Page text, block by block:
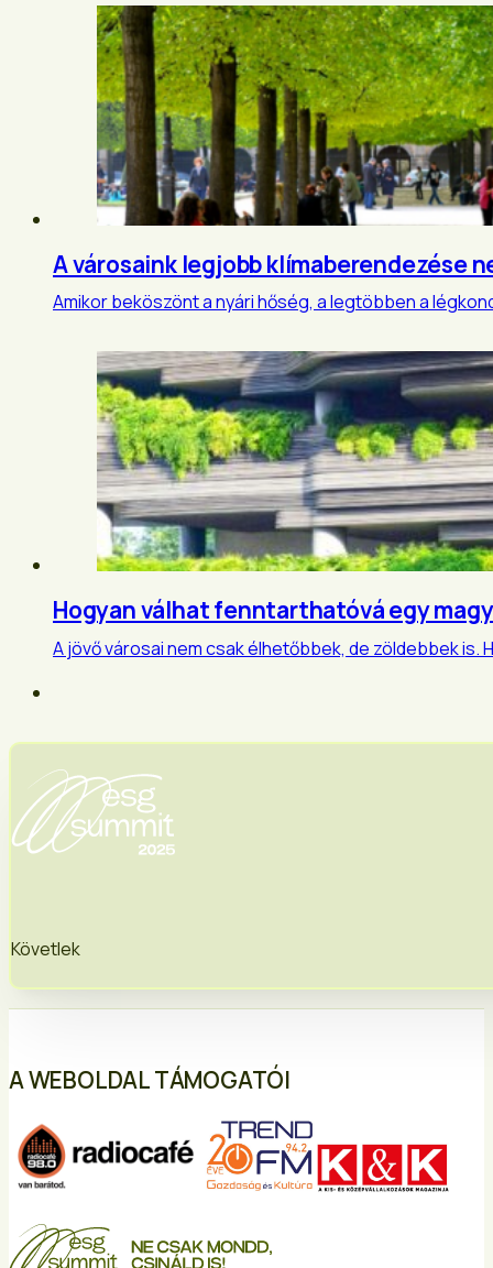
A városaink legjobb klímaberendezése
Amikor beköszönt a nyári hőség, a legtöbben a
Hogyan válhat fenntarthatóvá egy
A jövő városai nem csak élhetőbbek, de zöldebbek is.
Követlek
A WEBOLDAL TÁMOGATÓI